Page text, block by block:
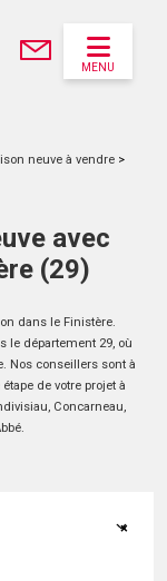
MENU
neuve à vendre >
avec
(29)
dans le Finistère.
le département 29, où
Nos conseillers sont à
de votre projet à
Concarneau,
×